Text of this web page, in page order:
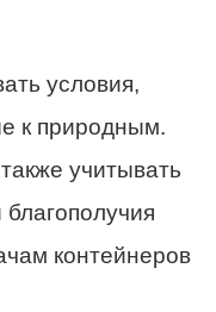
условия,
к природным.
учитывать
контейнеров